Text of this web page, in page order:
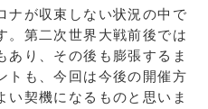
ナが収束しない状況の中で
。第二次世界大戦前後では
あり、その後も膨張するま
トも、今回は今後の開催方
い契機になるものと思いま